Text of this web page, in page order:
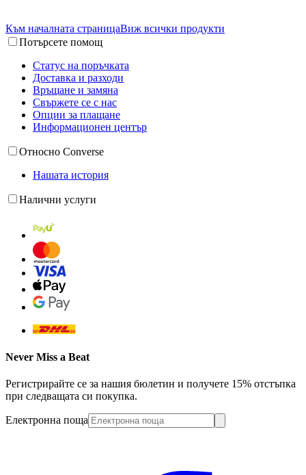
Към началната страницаВиж всички продукти
Потърсете помощ
Статус на поръчката
Доставка и разходи
Връщане и замяна
Свържете се с нас
Опции за плащане
Информационен център
Относно Converse
Нашата история
Налични услуги
Never Miss a Beat
Регистрирайте се за нашия бюлетин и получете 15% отстъпка
при следващата си покупка.
Електронна поща